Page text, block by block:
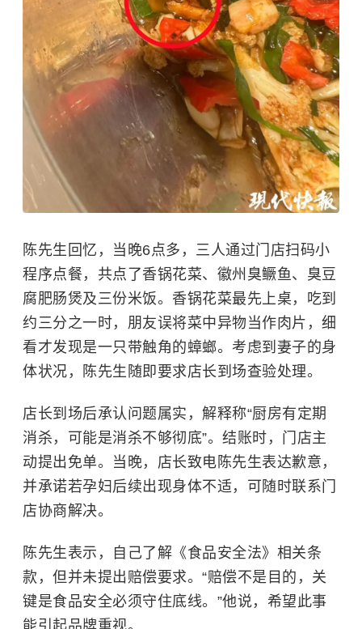
陈先生回忆，当晚6点多，三人通过门店扫码小
程序点餐，共点了香锅花菜、徽州臭鳜鱼、臭豆
腐肥肠煲及三份米饭。香锅花菜最先上桌，吃到
约三分之一时，朋友误将菜中异物当作肉片，细
看才发现是一只带触角的蟑螂。考虑到妻子的身
体状况，陈先生随即要求店长到场查验处理。
店长到场后承认问题属实，解释称“厨房有定期
消杀，可能是消杀不够彻底”。结账时，门店主
动提出免单。当晚，店长致电陈先生表达歉意，
并承诺若孕妇后续出现身体不适，可随时联系门
店协商解决。
陈先生表示，自己了解《食品安全法》相关条
款，但并未提出赔偿要求。“赔偿不是目的，关
键是食品安全必须守住底线。”他说，希望此事
能引起品牌重视。